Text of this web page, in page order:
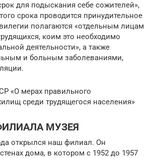
для подыскания себе сожителей»,
срока проводится принудительное
полагаются «отдельным лицам
коим это необходимо
деятельности», а также
и больным заболеваниями,
«О мерах правильного
среди трудящегося населения»
МУЗЕЯ
открылся наш филиал. Он
дома, в котором с 1952 до 1957